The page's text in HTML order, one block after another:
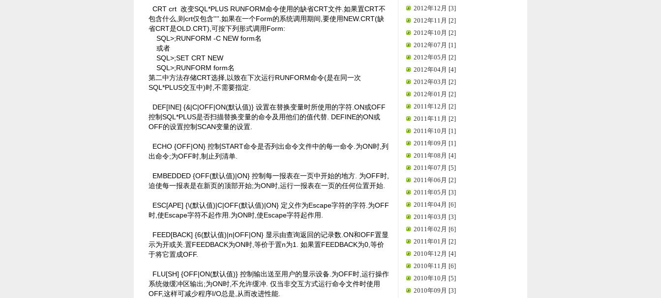
CRT crt 改变SQL*PLUS RUNFORM命令使用的缺省CRT文件.如果置CRT不
包含什么,则crt仅包含''''.如果在一个Form的系统调用期间,要使用NEW.CRT(缺
省CRT是OLD.CRT),可按下列形式调用Form:
SQL>;RUNFORM -C NEW form名
或者
SQL>;SET CRT NEW
SQL>;RUNFORM form名
第二中方法存储CRT选择,以致在下次运行RUNFORM命令(是在同一次
SQL*PLUS交互中)时,不需要指定.
DEF[INE] {&|C|OFF|ON(默认值)} 设置在替换变量时所使用的字符.ON或OFF
控制SQL*PLUS是否扫描替换变量的命令及用他们的值代替. DEFINE的ON或
OFF的设置控制SCAN变量的设置.
ECHO {OFF|ON} 控制START命令是否列出命令文件中的每一命令.为ON时,列
出命令;为OFF时,制止列清单.
EMBEDDED {OFF(默认值)|ON} 控制每一报表在一页中开始的地方. 为OFF时,
迫使每一报表是在新页的顶部开始;为ON时,运行一报表在一页的任何位置开始.
ESC[APE] {\(默认值)|C|OFF(默认值)|ON} 定义作为Escape字符的字符.为OFF
时,使Escape字符不起作用.为ON时,使Escape字符起作用.
FEED[BACK] {6(默认值)|n|OFF|ON} 显示由查询返回的记录数.ON和OFF置显
示为开或关.置FEEDBACK为ON时,等价于置n为1. 如果置FEEDBACK为0,等价
于将它置成OFF.
FLU[SH] {OFF|ON(默认值)} 控制输出送至用户的显示设备.为OFF时,运行操作
系统做缓冲区输出;为ON时,不允许缓冲. 仅当非交互方式运行命令文件时使用
OFF,这样可减少程序I/O总是,从而改进性能.
2012年12月 [3]
2012年11月 [2]
2012年10月 [2]
2012年07月 [1]
2012年05月 [2]
2012年04月 [4]
2012年03月 [2]
2012年01月 [2]
2011年12月 [2]
2011年11月 [2]
2011年10月 [1]
2011年09月 [1]
2011年08月 [4]
2011年07月 [5]
2011年06月 [2]
2011年05月 [3]
2011年04月 [6]
2011年03月 [3]
2011年02月 [6]
2011年01月 [2]
2010年12月 [4]
2010年11月 [6]
2010年10月 [5]
2010年09月 [3]